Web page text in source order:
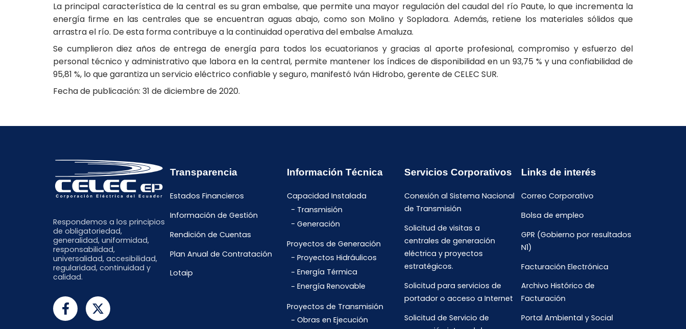
La principal característica de la central es su gran embalse, que permite una mayor regulación del caudal del río Paute, lo que incrementa la
energía ﬁrme en las centrales que se encuentran aguas abajo, como son Molino y Sopladora. Además, retiene los materiales sólidos que
arrastra el río. De esta forma contribuye a la continuidad operativa del embalse Amaluza.
Se cumplieron diez años de entrega de energía para todos los ecuatorianos y gracias al aporte profesional, compromiso y esfuerzo del
personal técnico y administrativo que labora en la central, permite mantener los índices de disponibilidad en un 93,75 % y una confiabilidad de
95,81 %, lo que garantiza un servicio eléctrico confiable y seguro, manifestó Iván Hidrobo, gerente de CELEC SUR.
Fecha de publicación: 31 de diciembre de 2020.
Respondemos a los principios
de obligatoriedad,
generalidad, uniformidad,
responsabilidad,
universalidad, accesibilidad,
regularidad, continuidad y
calidad.
Transparencia
Estados Financieros
Información de Gestión
Rendición de Cuentas
Plan Anual de Contratación
Lotaip
Información Técnica
Capacidad Instalada
Transmisión
Generación
Proyectos de Generación
Proyectos Hidráulicos
Energía Térmica
Energía Renovable
Proyectos de Transmisión
Obras en Ejecución
Servicios Corporativos
Conexión al Sistema Nacional
de Transmisión
Solicitud de visitas a
centrales de generación
eléctrica y proyectos
estratégicos.
Solicitud para servicios de
portador o acceso a Internet
Solicitud de Servicio de
Links de interés
Correo Corporativo
Bolsa de empleo
GPR (Gobierno por resultados
N1)
Facturación Electrónica
Archivo Histórico de
Facturación
Portal Ambiental y Social